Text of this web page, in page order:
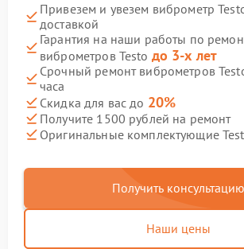
Привезем и увезем виброметр
доставкой
Гарантия на наши работы по
виброметров Testo до 3-х лет
Срочный ремонт виброметров
часа
Скидка для вас до 20%
Получите 1500 рублей на ремонт
Оригинальные комплектующие
Получить консультацию
Наши цены